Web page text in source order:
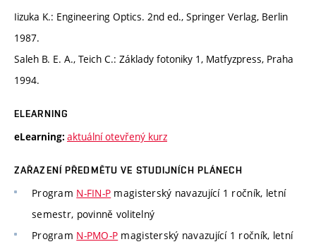
Iizuka K.: Engineering Optics. 2nd ed., Springer Verlag, Berlin
1987.
Saleh B. E. A., Teich C.: Základy fotoniky 1, Matfyzpress, Praha
1994.
ELEARNING
eLearning: aktuální otevřený kurz
ZAŘAZENÍ PŘEDMĚTU VE STUDIJNÍCH PLÁNECH
Program N-FIN-P magisterský navazující 1 ročník, letní
semestr, povinně volitelný
Program N-PMO-P magisterský navazující 1 ročník, letní